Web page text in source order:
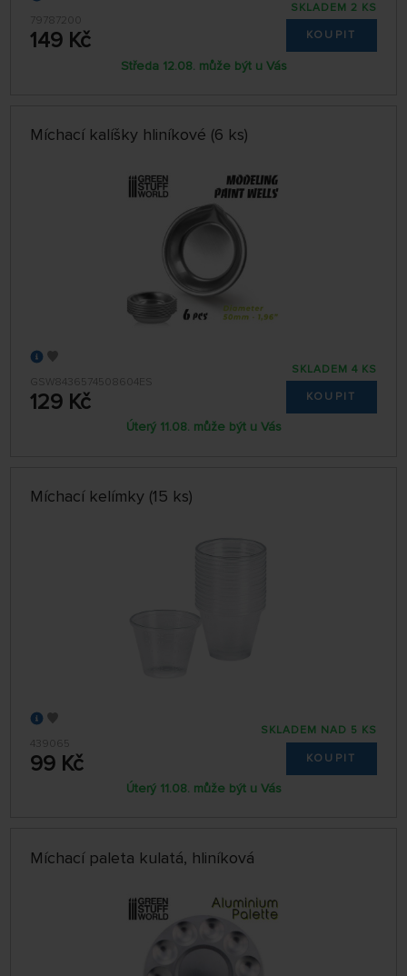
79787200
149 Kč
SKLADEM 2 KS
KOUPIT
Středa 12.08. může být u Vás
Míchací kalíšky hliníkové (6 ks)
GSW8436574508604ES
129 Kč
SKLADEM 4 KS
KOUPIT
Úterý 11.08. může být u Vás
Míchací kelímky (15 ks)
439065
99 Kč
SKLADEM NAD 5 KS
KOUPIT
Úterý 11.08. může být u Vás
Míchací paleta kulatá, hliníková